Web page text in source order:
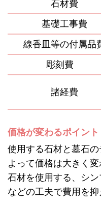
石材費
基礎工事費
線香皿等の付属品
彫刻費
諸経費
価格が変わるポイント
使用する石材と墓石
よって価格は大きく
石材を使用する、シ
などの工夫で費用を抑